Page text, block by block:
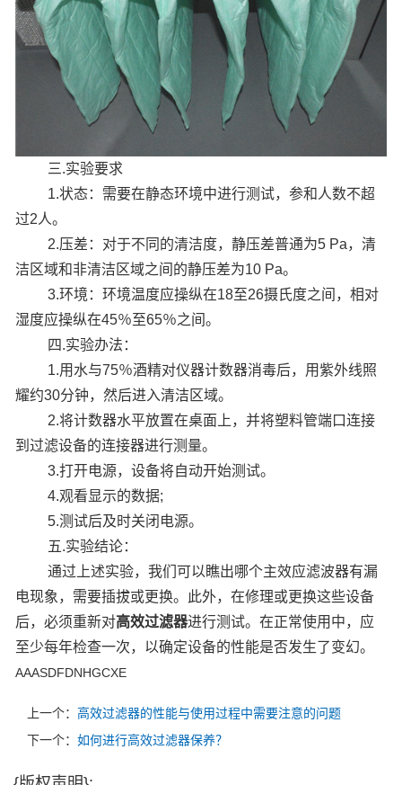
三.实验要求
1.状态：需要在静态环境中进行测试，参和人数不超
过2人。
2.压差：对于不同的清洁度，静压差普通为5 Pa，清
洁区域和非清洁区域之间的静压差为10 Pa。
3.环境：环境温度应操纵在18至26摄氏度之间，相对
湿度应操纵在45％至65％之间。
四.实验办法：
1.用水与75％酒精对仪器计数器消毒后，用紫外线照
耀约30分钟，然后进入清洁区域。
2.将计数器水平放置在桌面上，并将塑料管端口连接
到过滤设备的连接器进行测量。
3.打开电源，设备将自动开始测试。
4.观看显示的数据;
5.测试后及时关闭电源。
五.实验结论：
通过上述实验，我们可以瞧出哪个主效应滤波器有漏
电现象，需要插拔或更换。此外，在修理或更换这些设备
后，必须重新对高效过滤器进行测试。在正常使用中，应
至少每年检查一次，以确定设备的性能是否发生了变幻。
AAASDFDNHGCXE
上一个： 高效过滤器的性能与使用过程中需要注意的问题
下一个： 如何进行高效过滤器保养？